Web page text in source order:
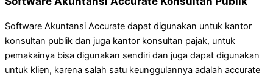
Software Akuntansi Accurate dapat digunakan untuk kantor
konsultan publik dan juga kantor konsultan pajak, untuk
pemakainya bisa digunakan sendiri dan juga dapat digunakan
untuk klien, karena salah satu keunggulannya adalah accurate